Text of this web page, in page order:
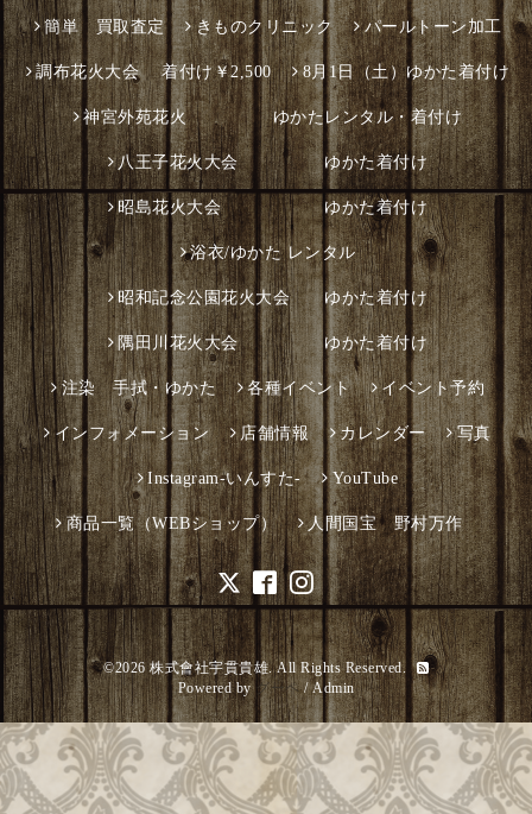
簡単 買取査定 きものクリニック パールトーン加工
調布花火大会 着付け￥2,500 8月1日（土）ゆかた着付け
神宮外苑花火 ゆかたレンタル・着付け
八王子花火大会 ゆかた着付け
昭島花火大会 ゆかた着付け
浴衣/ゆかた レンタル
昭和記念公園花火大会 ゆかた着付け
隅田川花火大会 ゆかた着付け
注染 手拭・ゆかた 各種イベント イベント予約
インフォメーション 店舗情報 カレンダー 写真
Instagram-いんすた- YouTube
商品一覧（WEBショップ） 人間国宝 野村万作
©2026 株式會社宇貫貴雄. All Rights Reserved.
Powered by グーペ/Admin